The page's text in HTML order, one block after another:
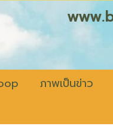
ภาพเป็นข่าว